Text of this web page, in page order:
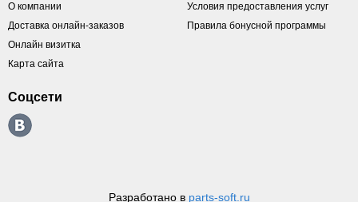
О компании
Доставка онлайн-заказов
Онлайн визитка
Карта сайта
Условия предоставления услуг
Правила бонусной программы
Соцсети
Разработано в parts-soft.ru